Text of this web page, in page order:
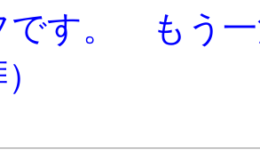
です。 もう一